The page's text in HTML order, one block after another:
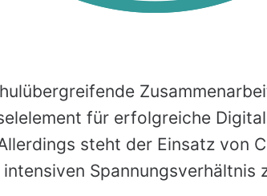
für erfolgreiche
steht der Einsatz von
intensiven Spannungsverhältnis